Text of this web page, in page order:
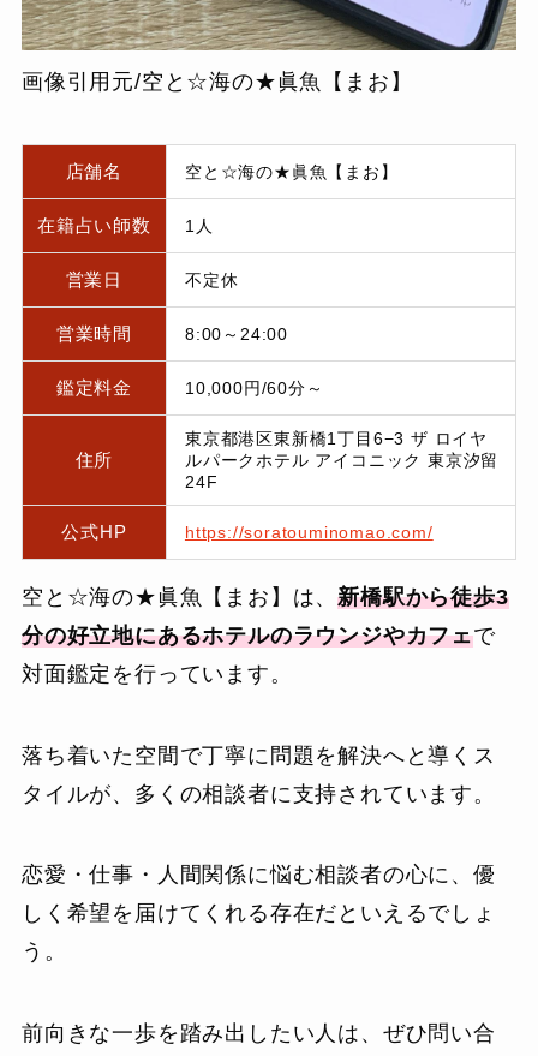
画像引用元/空と☆海の★眞魚【まお】
店舗名 空と☆海の★眞魚【まお】
在籍占い師数 1人
営業日 不定休
営業時間 8:00～24:00
鑑定料金 10,000円/60分～
住所
東京都港区東新橋1丁目6−3 ザ ロイヤ
ルパークホテル アイコニック 東京汐留
24F
公式HP https://soratouminomao.com/
空と☆海の★眞魚【まお】は、新橋駅から徒歩3
分の好立地にあるホテルのラウンジやカフェで
対面鑑定を行っています。
落ち着いた空間で丁寧に問題を解決へと導くス
タイルが、多くの相談者に支持されています。
恋愛・仕事・人間関係に悩む相談者の心に、優
しく希望を届けてくれる存在だといえるでしょ
う。
前向きな一歩を踏み出したい人は、ぜひ問い合